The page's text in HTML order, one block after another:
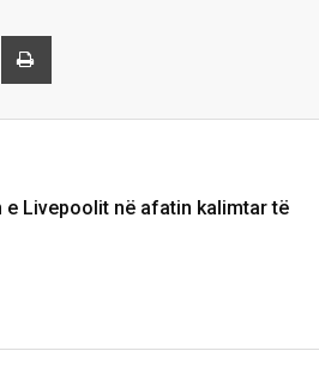
Share
e Livepoolit në afatin kalimtar të